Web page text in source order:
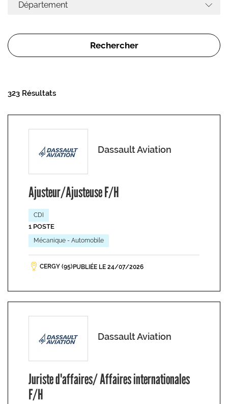
323 Résultats
Dassault Aviation
Ajusteur/Ajusteuse F/H
CDI
1 POSTE
Mécanique - Automobile
CERGY (95) PUBLIÉE LE 24/07/2026
Dassault Aviation
Juriste d'affaires/ Affaires internationales
F/H